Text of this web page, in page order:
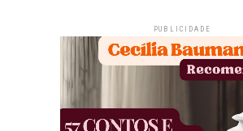
PUBLICIDADE